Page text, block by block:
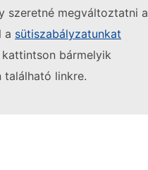
szeretné megváltoztatni a
a sütiszabályzatunkat
bármelyik
található linkre.